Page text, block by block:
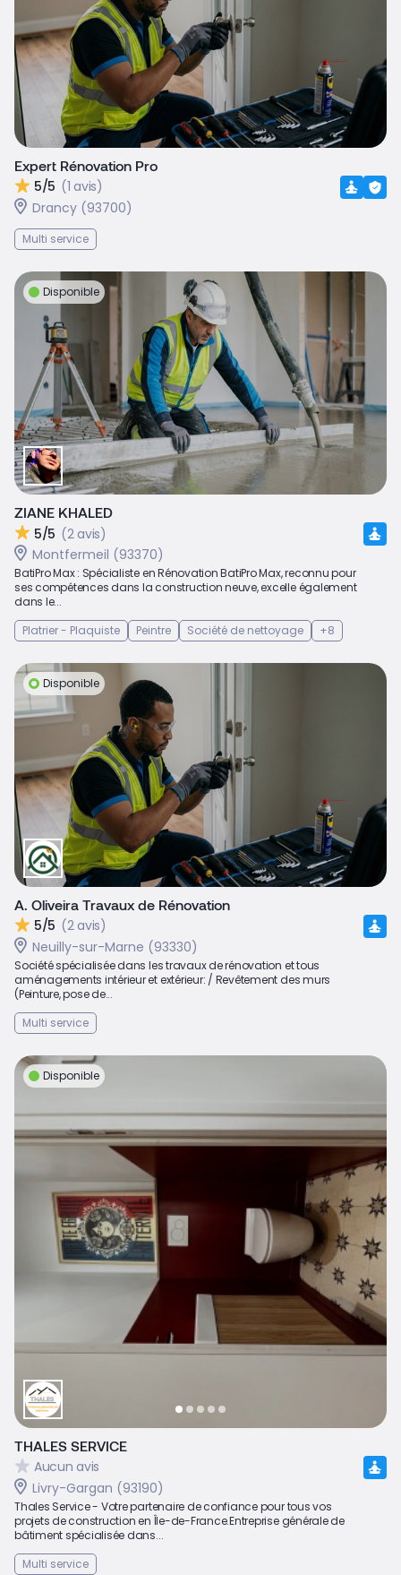
Expert Rénovation Pro
5/5 (1 avis)
Drancy (93700)
Multi service
Disponible
ZIANE KHALED
5/5 (2 avis)
Montfermeil (93370)
BatiPro Max : Spécialiste en Rénovation BatiPro Max, reconnu pour
ses compétences dans la construction neuve, excelle également
dans le...
Platrier - Plaquiste
Peintre Société de nettoyage +8
Disponible
A. Oliveira Travaux de Rénovation
5/5 (2 avis)
Neuilly-sur-Marne (93330)
Société spécialisée dans les travaux de rénovation et tous
aménagements intérieur et extérieur: / Revêtement des murs
(Peinture, pose de...
Multi service
Disponible
THALES SERVICE
Aucun avis
Livry-Gargan (93190)
Thales Service - Votre partenaire de confiance pour tous vos
projets de construction en Île-de-France.Entreprise générale de
bâtiment spécialisée dans...
Multi service